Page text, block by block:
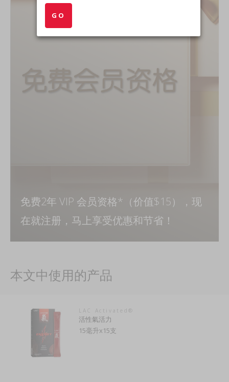
GO
免费2年 VIP 会员资格*（价值$15），现
在就注册，马上享受优惠和节省！
本文中使用的产品
LAC Activated®
活性氣活力
15毫升x15支